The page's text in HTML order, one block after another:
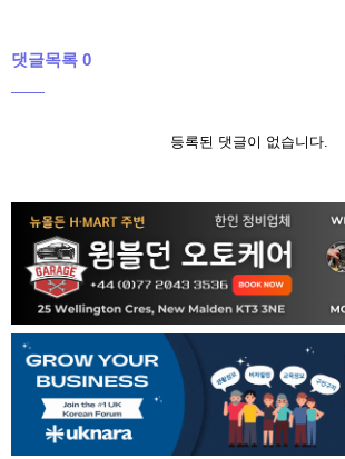
댓글목록 0
등록된 댓글이 없습니다.